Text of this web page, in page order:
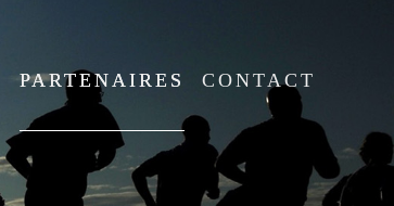
PARTENAIRES CONTACT